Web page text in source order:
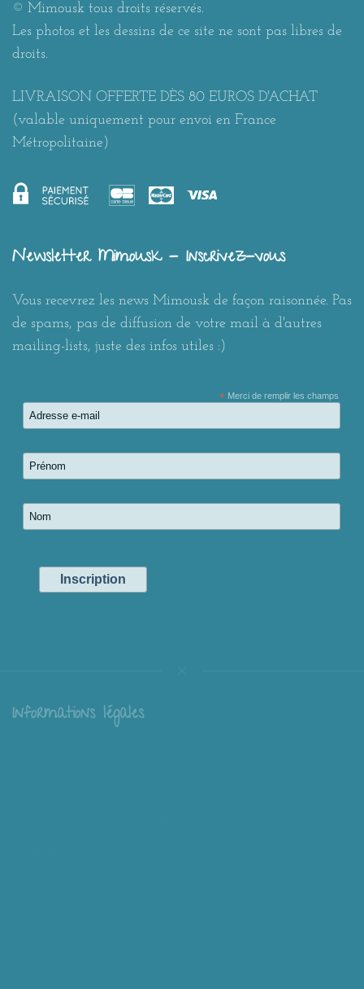
© Mimousk tous droits réservés.
Les photos et les dessins de ce site ne sont pas libres de
droits.
LIVRAISON OFFERTE DÈS 80 EUROS D'ACHAT
(valable uniquement pour envoi en France
Métropolitaine)
Newsletter Mimousk - Inscrivez-vous
Vous recevrez les news Mimousk de façon raisonnée. Pas
de spams, pas de diffusion de votre mail à d'autres
mailing-lists, juste des infos utiles :)
*Merci de remplir les champs
Informations légales